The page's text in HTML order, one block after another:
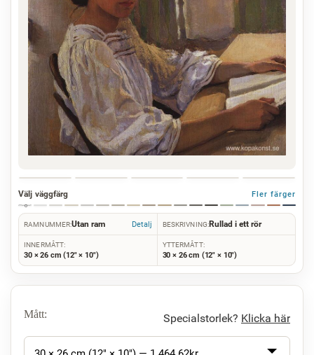
Välj väggfärg Fler färger
RAMNUMMER:Utan ram Detalj BESKRIVNING:Rullad i ett rör
INNERMÅTT:
30 × 26 cm (12" × 10")
YTTERMÅTT:
30 × 26 cm (12" × 10")
Mått: Specialstorlek? Klicka här